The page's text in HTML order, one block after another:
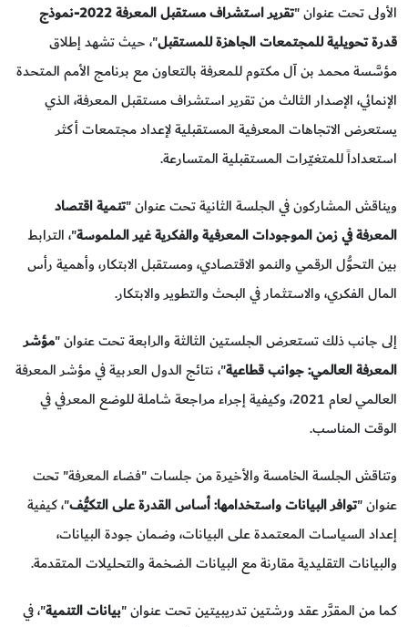
الأولى تحت عنوان "
تقرير استشراف مستقبل المعرفة 2022-نموذج
قدرة تحويلية للمجتمعات الجاهزة للمستقبل"، حيث تشهد إطلاق
مؤسَّسة محمد بن آل مكتوم للمعرفة بالتعاون مع برنامج الأمم المتحدة
الإنمائي، الإصدار الثالث من تقرير استشراف مستقبل المعرفة، الذي
يستعرض الاتجاهات المعرفية المستقبلية لإعداد مجتمعات أكثر
استعداداً للمتغيّرات المستقبلية المتسارعة.
ويناقش المشاركون في الجلسة الثانية تحت عنوان "تنمية اقتصاد
المعرفة في زمن الموجودات المعرفية والفكرية غير الملموسة"، الترابط
بين التحوُّل الرقمي والنمو الاقتصادي، ومستقبل الابتكار، وأهمية رأس
المال الفكري، والاستثمار في البحث والتطوير والابتكار.
إلى جانب ذلك تستعرض الجلستين الثالثة والرابعة تحت عنوان "مؤشر
المعرفة العالمي: جوانب قطاعية"، نتائج الدول العربية في مؤشر المعرفة
العالمي لعام 2021، وكيفية إجراء مراجعة شاملة للوضع المعرفي في
الوقت المناسب.
وتناقش الجلسة الخامسة والأخيرة من جلسات "فضاء المعرفة" تحت
عنوان "توافر البيانات واستخدامها: أساس القدرة على التكيُّف"، كيفية
إعداد السياسات المعتمدة على البيانات، وضمان جودة البيانات،
والبيانات التقليدية مقارنة مع البيانات الضخمة والتحليلات المتقدمة.
كما من المقرَّر عقد ورشتين تدريبيتين تحت عنوان "بيانات التنمية"، في